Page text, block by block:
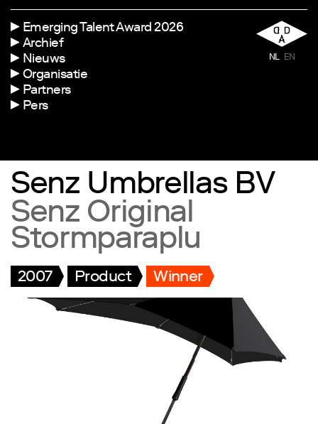
Emerging Talent Award 2026
Archief
Nieuws
Organisatie
Partners
Pers
NL EN
Senz Umbrellas BV
Senz Original
Stormparaplu
2007 Product Winner